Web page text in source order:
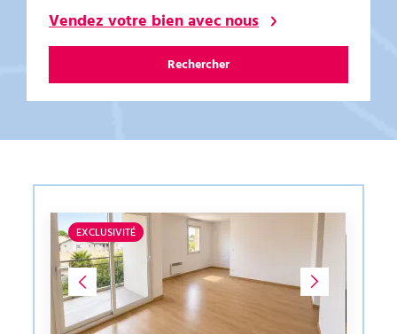
Vendez votre bien avec nous
Rechercher
EXCLUSIVITÉ